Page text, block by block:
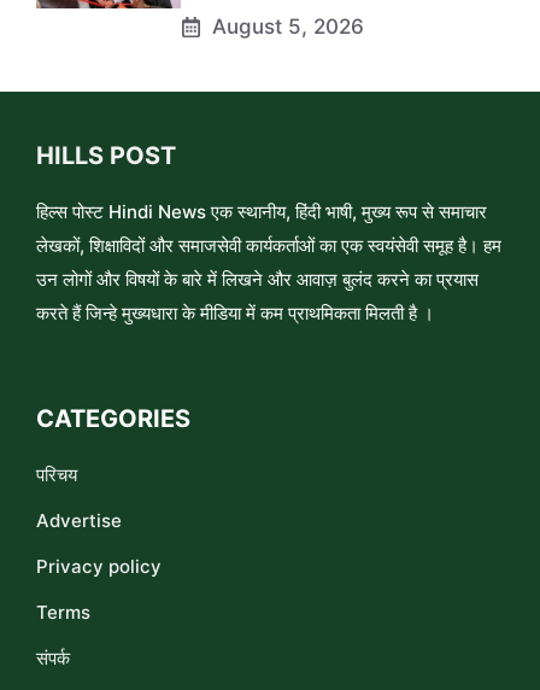
August 5, 2026
HILLS POST
हिल्स पोस्ट Hindi News एक स्थानीय, हिंदी भाषी, मुख्य रूप से समाचार
लेखकों, शिक्षाविदों और समाजसेवी कार्यकर्ताओं का एक स्वयंसेवी समूह है। हम
उन लोगों और विषयों के बारे में लिखने और आवाज़ बुलंद करने का प्रयास
करते हैं जिन्हे मुख्यधारा के मीडिया में कम प्राथमिकता मिलती है ।
CATEGORIES
परिचय
Advertise
Privacy policy
Terms
संपर्क